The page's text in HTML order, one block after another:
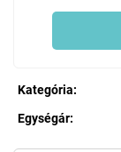
Kategória:
Egységár: